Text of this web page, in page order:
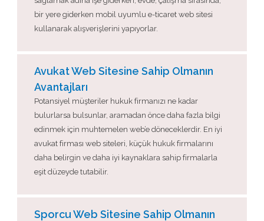
bir yere giderken mobil uyumlu e-ticaret web sitesi
kullanarak alışverişlerini yapıyorlar.
Avukat Web Sitesine Sahip Olmanın
Avantajları
Potansiyel müşteriler hukuk firmanızı ne kadar
bulurlarsa bulsunlar, aramadan önce daha fazla bilgi
edinmek için muhtemelen web’e döneceklerdir. En iyi
avukat firması web siteleri, küçük hukuk firmalarını
daha belirgin ve daha iyi kaynaklara sahip firmalarla
eşit düzeyde tutabilir.
Sporcu Web Sitesine Sahip Olmanın